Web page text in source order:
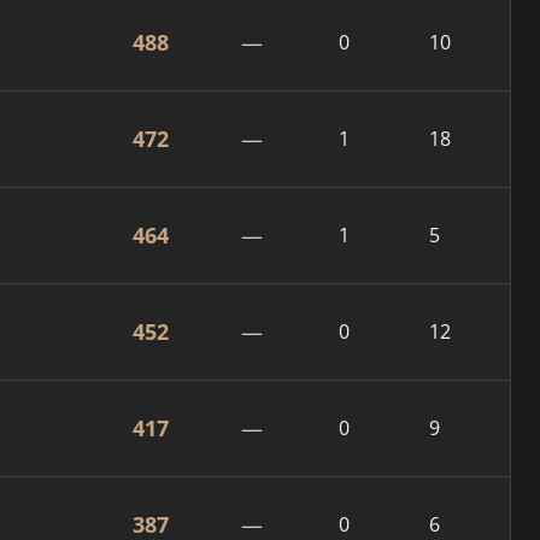
488 — 0 10
472 — 1 18
464 — 1 5
452 — 0 12
417 — 0 9
387 — 0 6